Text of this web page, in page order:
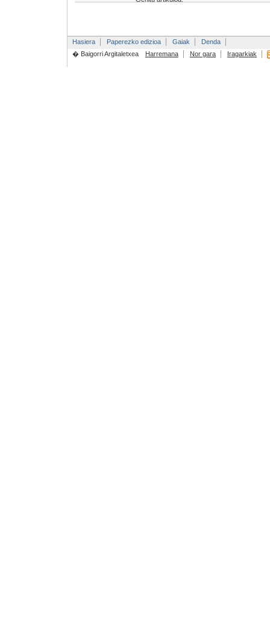
Hasiera Paperezko edizioa Gaiak
Denda
� Baigorri Argitaletxea
Harremana Nor gara Iragarkiak